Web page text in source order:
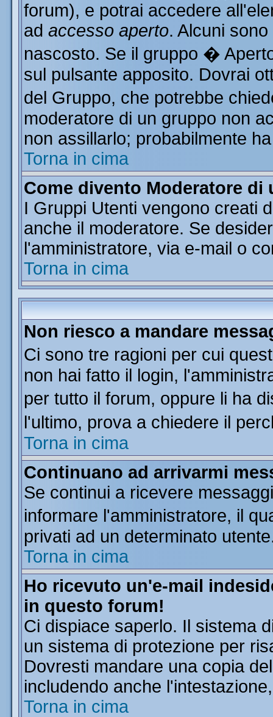
forum), e potrai accedere
ad accesso aperto. Alcuni
nascosto. Se il gruppo �
sul pulsante apposito. Dovrai
del Gruppo, che potrebbe
moderatore di un gruppo non
non assillarlo; probabilmente
Torna in cima
Come divento Moderatore di
I Gruppi Utenti vengono creati
anche il moderatore. Se
l'amministratore, via e-mail o
Torna in cima
Non riesco a mandare
Ci sono tre ragioni per cui
non hai fatto il login,
per tutto il forum, oppure li ha
l'ultimo, prova a chiedere il
Torna in cima
Continuano ad arrivarmi
Se continui a ricevere
informare l'amministratore, il
privati ad un determinato
Torna in cima
Ho ricevuto un'e-mail
in questo forum!
Ci dispiace saperlo. Il sistema
un sistema di protezione per
Dovresti mandare una copia
includendo anche
Torna in cima